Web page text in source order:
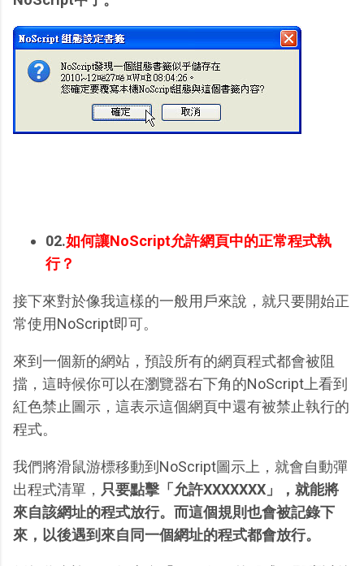
02.如何讓NoScript允許網頁中的正常程式執
行？
接下來對於像我這樣的一般用戶來說，就只要開始正
常使用NoScript即可。
來到一個新的網站，預設所有的網頁程式都會被阻
擋，這時候你可以在瀏覽器右下角的NoScript上看到
紅色禁止圖示，這表示這個網頁中還有被禁止執行的
程式。
我們將滑鼠游標移動到NoScript圖示上，就會自動彈
出程式清單， 只要點擊「允許XXXXXXX」，就能將
來自該網址的程式放行。而這個規則也會被記錄下
來，以後遇到來自同一個網址的程式都會放行。